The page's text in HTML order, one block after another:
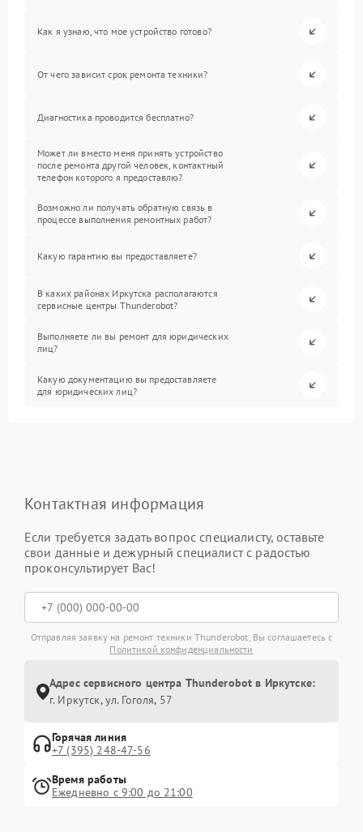
Как я узнаю, что мое устройство готово?
От чего зависит срок ремонта техники?
Диагностика проводится бесплатно?
Может ли вместо меня принять устройство
после ремонта другой человек, контактный
телефон которого я предоставлю?
Возможно ли получать обратную связь в
процессе выполнения ремонтных работ?
Какую гарантию вы предоставляете?
В каких районах Иркутска располагаются
сервисные центры Thunderobot?
Выполняете ли вы ремонт для юридических
лиц?
Какую документацию вы предоставляете
для юридических лиц?
Контактная информация
Если требуется задать вопрос специалисту, оставьте
свои данные и дежурный специалист с радостью
проконсультирует Вас!
Отправляя заявку на ремонт техники Thunderobot, Вы соглашаетесь с
Политикой конфиденциальности
Адрес сервисного центра Thunderobot в Иркутске:
г. Иркутск, ул. ​Гоголя, 57
Горячая линия
+7 (395) 248-47-56
Время работы
Ежедневно с 9:00 до 21:00